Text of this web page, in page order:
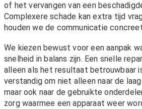
of het vervangen van een
Complexere schade kan extra tijd
houden we de communicatie
We kiezen bewust voor een aanpak
snelheid in balans zijn. Een snelle
alleen als het resultaat betrouwbaar
verstandig om niet alleen naar de
maar ook naar de gebruikte
zorg waarmee een apparaat weer